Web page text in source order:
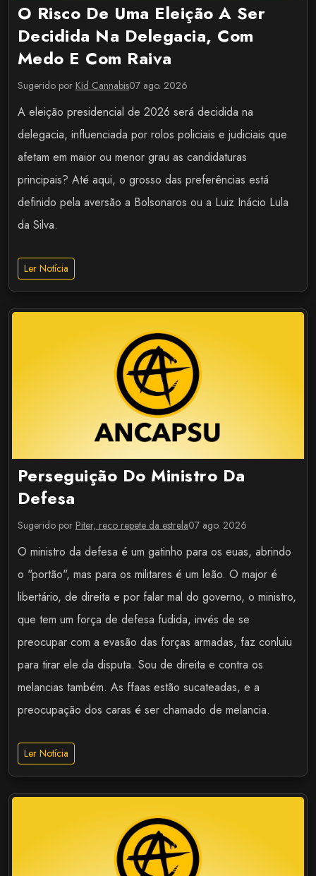
O Risco De Uma Eleição A Ser
Decidida Na Delegacia, Com
Medo E Com Raiva
Sugerido por Kid Cannabis07 ago. 2026
A eleição presidencial de 2026 será decidida na
delegacia, influenciada por rolos policiais e judiciais que
afetam em maior ou menor grau as candidaturas
principais? Até aqui, o grosso das preferências está
definido pela aversão a Bolsonaros ou a Luiz Inácio Lula
da Silva.
Ler Notícia
Perseguição Do Ministro Da
Defesa
Sugerido por Piter, reco repete da estrela07 ago. 2026
O ministro da defesa é um gatinho para os euas, abrindo
o "portão", mas para os militares é um leão. O major é
libertário, de direita e por falar mal do governo, o ministro,
que tem um força de defesa fudida, invés de se
preocupar com a evasão das forças armadas, faz conluiu
para tirar ele da disputa. Sou de direita e contra os
melancias também. As ffaas estão sucateadas, e a
preocupação dos caras é ser chamado de melancia.
Ler Notícia